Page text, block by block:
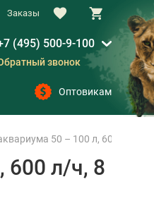
Заказы
(495) 500-9-100
звонок
Оптовикам
50 – 100 л, 600 л/ч, 8
600 л/ч, 8